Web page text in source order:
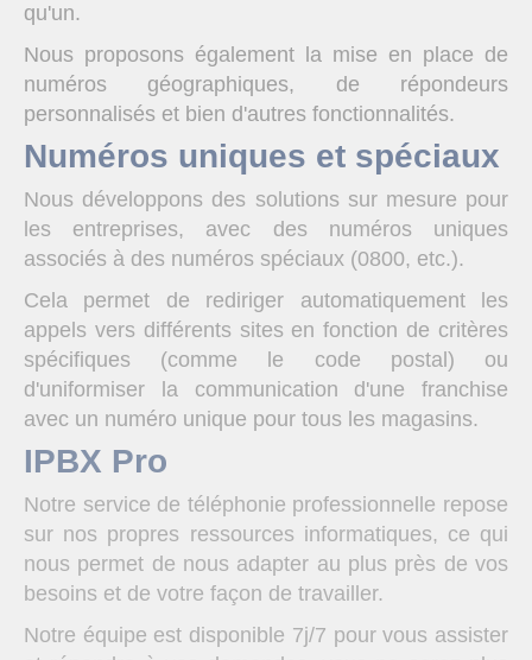
qu'un.
Nous proposons également la mise en place de
numéros géographiques, de répondeurs
personnalisés et bien d'autres fonctionnalités.
Numéros uniques et spéciaux
Nous développons des solutions sur mesure pour
les entreprises, avec des numéros uniques
associés à des numéros spéciaux (0800, etc.).
Cela permet de rediriger automatiquement les
appels vers différents sites en fonction de critères
spécifiques (comme le code postal) ou
d'uniformiser la communication d'une franchise
avec un numéro unique pour tous les magasins.
IPBX Pro
Notre service de téléphonie professionnelle repose
sur nos propres ressources informatiques, ce qui
nous permet de nous adapter au plus près de vos
besoins et de votre façon de travailler.
Notre équipe est disponible 7j/7 pour vous assister